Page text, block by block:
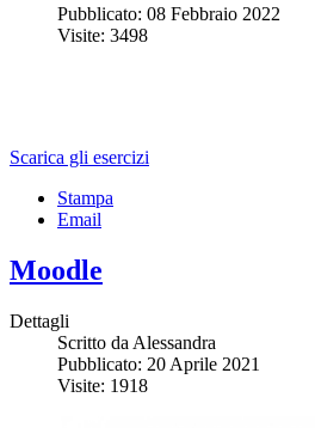
Pubblicato: 08 Febbraio 2022
Visite: 3498
Scarica gli esercizi
Stampa
Email
Moodle
Dettagli
Scritto da Alessandra
Pubblicato: 20 Aprile 2021
Visite: 1918